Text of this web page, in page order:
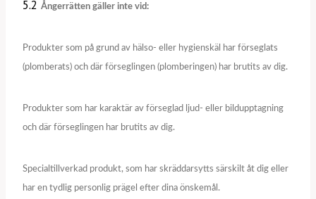
5.2 Ångerrätten gäller inte vid:
Produkter som på grund av hälso- eller hygienskäl har förseglats
(plomberats) och där förseglingen (plomberingen) har brutits av dig.
Produkter som har karaktär av förseglad ljud- eller bildupptagning
och där förseglingen har brutits av dig.
Specialtillverkad produkt, som har skräddarsytts särskilt åt dig eller
har en tydlig personlig prägel efter dina önskemål.